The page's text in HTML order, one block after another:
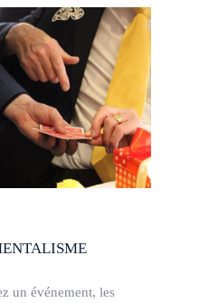
un événement, les